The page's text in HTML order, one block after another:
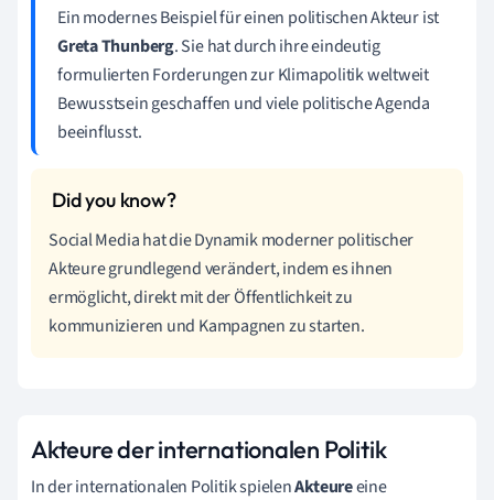
Ein modernes Beispiel für einen politischen Akteur ist
Greta Thunberg. Sie hat durch ihre eindeutig
formulierten Forderungen zur Klimapolitik weltweit
Bewusstsein geschaffen und viele politische Agenda
beeinflusst.
Social Media hat die Dynamik moderner politischer
Akteure grundlegend verändert, indem es ihnen
ermöglicht, direkt mit der Öffentlichkeit zu
kommunizieren und Kampagnen zu starten.
Akteure der internationalen Politik
In der internationalen Politik spielenAkteureeine